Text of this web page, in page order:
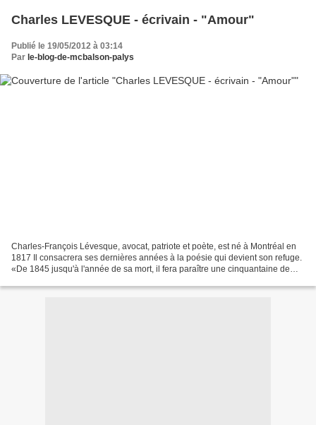
Charles LEVESQUE - écrivain - "Amour"
Publié le 19/05/2012 à 03:14
Par le-blog-de-mcbalson-palys
Charles-François Lévesque, avocat, patriote et poète, est né à Montréal en
1817 Il consacrera ses dernières années à la poésie qui devient son refuge.
«De 1845 jusqu'à l'année de sa mort, il fera paraître une cinquantaine de